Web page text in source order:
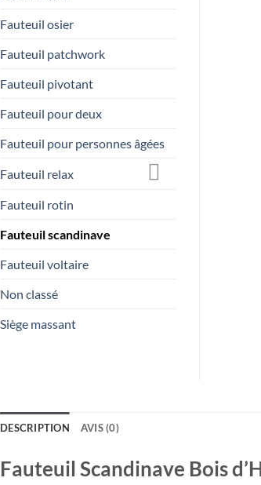
Fauteuil osier
Fauteuil patchwork
Fauteuil pivotant
Fauteuil pour deux
Fauteuil pour personnes âgées
Fauteuil relax
Fauteuil rotin
Fauteuil scandinave
Fauteuil voltaire
Non classé
Siège massant
DESCRIPTION AVIS (0)
Fauteuil Scandinave Bois